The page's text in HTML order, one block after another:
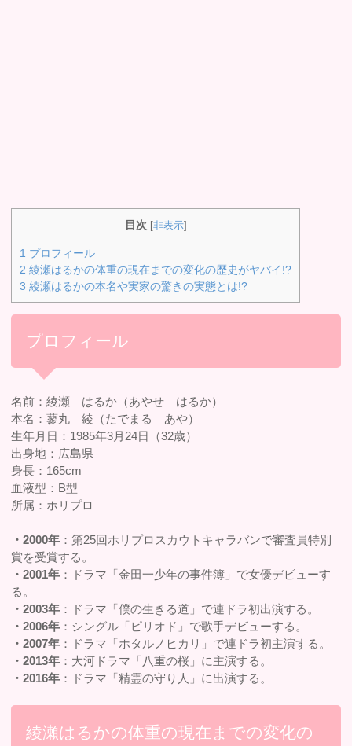
目次 [非表示]
1 プロフィール
2 綾瀬はるかの体重の現在までの変化の歴史がヤバイ!?
3 綾瀬はるかの本名や実家の驚きの実態とは!?
プロフィール
名前：綾瀬 はるか（あやせ はるか）
本名：蓼丸 綾（たでまる あや）
生年月日：1985年3月24日（32歳）
出身地：広島県
身長：165cm
血液型：B型
所属：ホリプロ
・2000年 ：第25回ホリプロスカウトキャラバンで審査員特別
賞を受賞する。
・2001年 ：ドラマ「金田一少年の事件簿」で女優デビューす
る。
・2003年 ：ドラマ「僕の生きる道」で連ドラ初出演する。
・2006年 ：シングル「ピリオド」で歌手デビューする。
・2007年 ：ドラマ「ホタルノヒカリ」で連ドラ初主演する。
・2013年 ：大河ドラマ「八重の桜」に主演する。
・2016年 ：ドラマ「精霊の守り人」に出演する。
綾瀬はるかの体重の現在までの変化の